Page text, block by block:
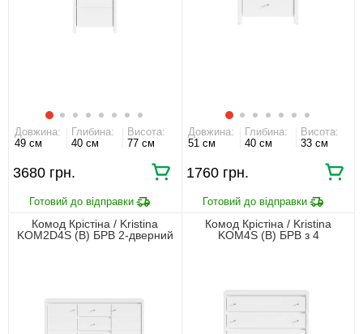
Довжина:
49 см
Глибина:
40 см
Висота:
77 см
3680 грн.
Довжина:
51 см
Глибина:
40 см
Висота:
33 см
1760 грн.
Комод Крістіна / Kristina
KOM2D4S (B) БРВ 2-дверний
Комод Крістіна / Kristina
KOM4S (B) БРВ з 4